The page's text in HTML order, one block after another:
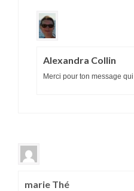
Alexandra Collin
Merci pour ton message
marie Thé